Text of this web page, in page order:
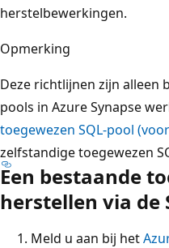
herstelbewerkingen.
Opmerking
Deze richtlijnen zijn alleen
pools in Azure Synapse
toegewezen SQL-pool
zelfstandige toegewezen
Een bestaande
herstellen via de
Meld u aan bij het